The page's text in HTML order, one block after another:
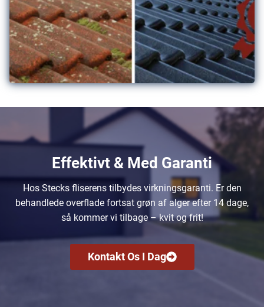
Effektivt & Med Garanti
Hos Stecks fliserens tilbydes virkningsgaranti. Er den
behandlede overflade fortsat grøn af alger efter 14 dage,
så kommer vi tilbage – kvit og frit!
Kontakt Os I Dag